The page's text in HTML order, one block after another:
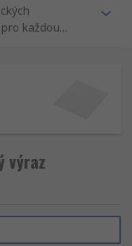
každou
výraz